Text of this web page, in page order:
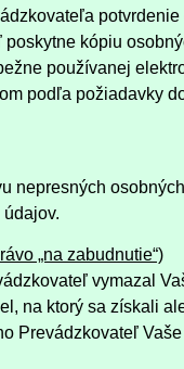
kópiu
používanej
podľa požiadavky
nepresných
„na zabudnutie“)
vymazal
na ktorý sa získali
Prevádzkovateľ